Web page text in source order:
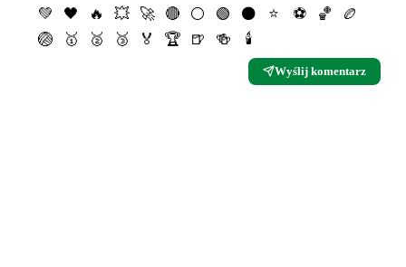
💚
🖤 🔥 💥 🚀 🔴 ⚪️ 🟢 ⚫️ ⭐️ ⚽️ 🏀
🏉
🏐
🥇 🥈 🥉 🏅 🏆 🍺 🍻 🕯
Wyślij komentarz